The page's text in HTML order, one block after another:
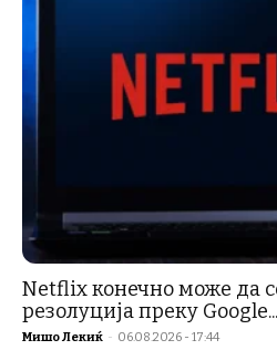
Netflix конечно може да
резолуција преку Google...
Мишо Лекиќ - 06.08.2026 - 17:44